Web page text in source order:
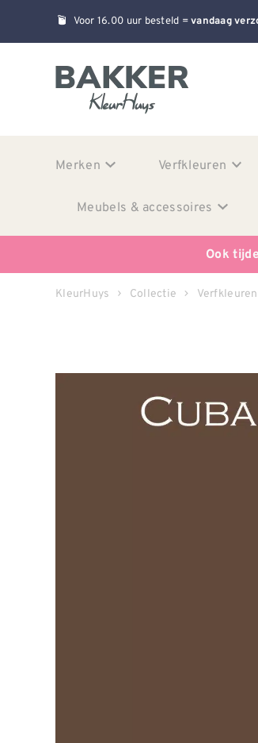
Voor 16.00 uur besteld =vandaag
Merken Verfkleuren
Meubels & accessoires
Ook
KleurHuys Collectie Verfkleuren